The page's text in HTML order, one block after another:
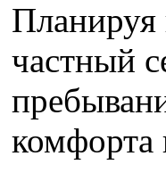
Планируя
частный